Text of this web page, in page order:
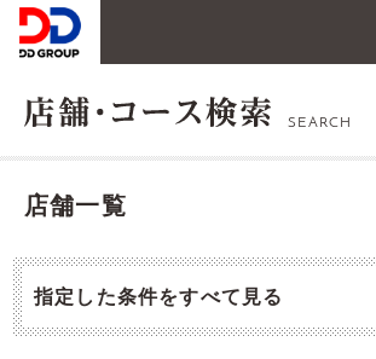
SEARCH
店舗一覧
指定した条件をすべて見る